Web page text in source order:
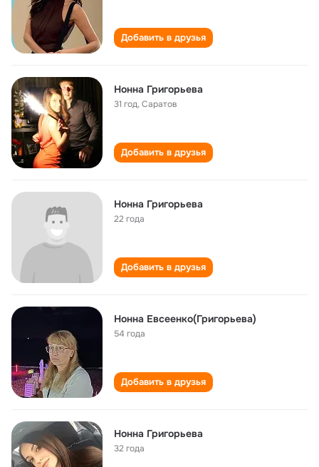
Добавить в друзья
Нонна Григорьева
31 год,Саратов
Добавить в друзья
Нонна Григорьева
22 года
Добавить в друзья
Нонна Евсеенко(Григорьева)
54 года
Добавить в друзья
Нонна Григорьева
32 года